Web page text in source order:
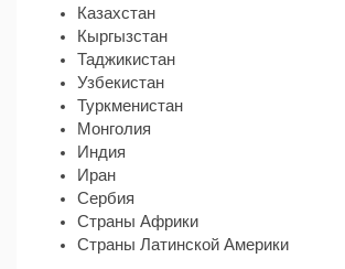
Казахстан
Кыргызстан
Таджикистан
Узбекистан
Туркменистан
Монголия
Индия
Иран
Сербия
Страны Африки
Страны Латинской Америки